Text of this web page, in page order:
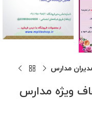
مدارس
ویژه مدارس